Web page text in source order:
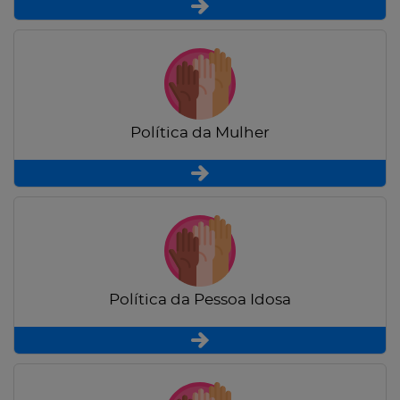
Política da Mulher
Política da Pessoa Idosa